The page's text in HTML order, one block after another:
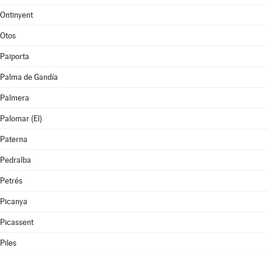
Ontinyent
Otos
Paiporta
Palma de Gandía
Palmera
Palomar (El)
Paterna
Pedralba
Petrés
Picanya
Picassent
Piles